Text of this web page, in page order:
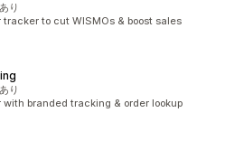
り
tracker to cut WISMOs & boost sales
り
branded tracking & order lookup